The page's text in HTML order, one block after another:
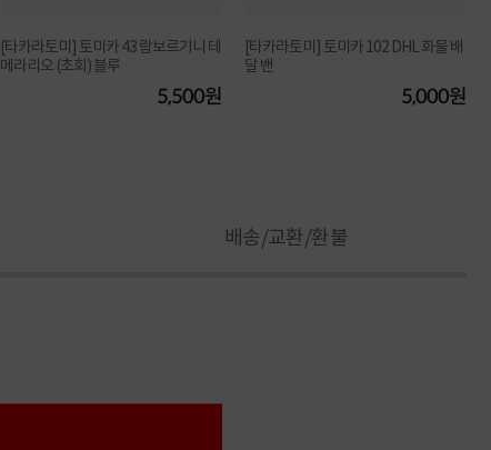
[타카라토미] 토미카 43 람보르기니 테
메라리오 (초회) 블루
5,500원
[타카라토미] 토미카 102 DHL 화물 배
달 밴
5,000원
배송/교환/환불